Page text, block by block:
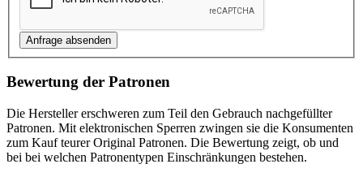
Bewertung der Patronen
Die Hersteller erschweren zum Teil den Gebrauch nachgefüllter
Patronen. Mit elektronischen Sperren zwingen sie die Konsumenten
zum Kauf teurer Original Patronen. Die Bewertung zeigt, ob und
bei bei welchen Patronentypen Einschränkungen bestehen.